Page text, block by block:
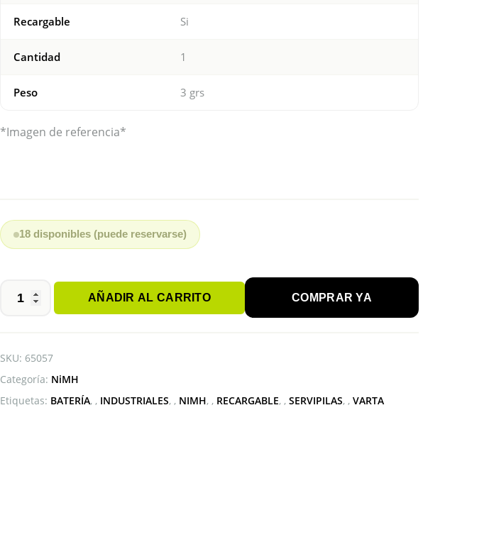
Recargable Si
Cantidad 1
Peso 3 grs
*Imagen de referencia*
18 disponibles (puede reservarse)
BATERÍA
300MAH
cantidad
AÑADIR AL CARRITO COMPRAR YA
SKU: 65057
Categoría: NiMH
Etiquetas: BATERÍA , INDUSTRIALES , NIMH , RECARGABLE , SERVIPILAS , VARTA